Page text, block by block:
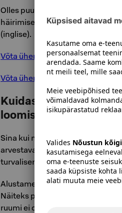
Olles puutunud S-grupi
häirimisega, võite võtta meiega
(inglise).
Võta ühendust restoranidega »
Võta ühendust Sokose hotellidega
Kuidas saad aidata
loomisele?
Sina kui meie külaline ja töötaja
arvestava maailma loomises.
turvalisemalt.
Alustame sellest, et räägime ja
Näiteks pilkamisel,
ruumi ei ole, kuid alati on meil